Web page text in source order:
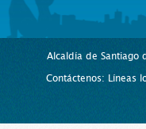
Alcaldía de Santiago
Contáctenos: Líneas